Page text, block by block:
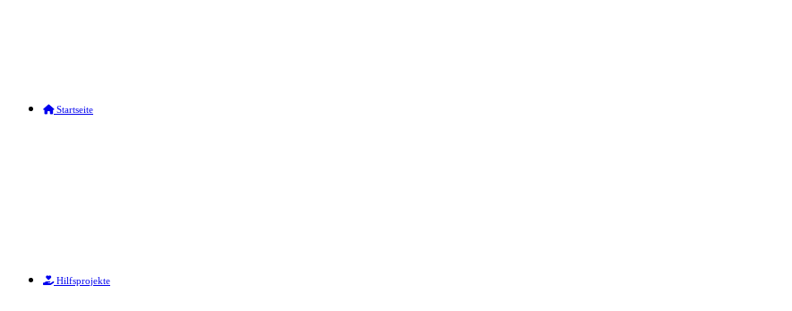
Startseite
Hilfsprojekte